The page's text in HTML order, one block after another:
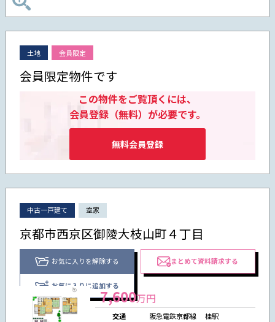
土地 会員限定
会員限定物件です
この物件をご覧頂くには、
会員登録（無料）が必要です。
無料会員登録
中古一戸建て 空家
京都市西京区御陵大枝山町４丁目
お気に入りを解除する
お気に入りに追加する
まとめて資料請求する
7,600万円
交通 阪急電鉄京都線桂駅